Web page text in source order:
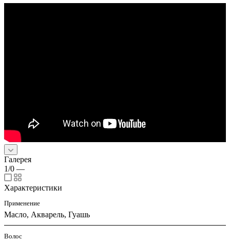
Галерея
1/0 —
Характеристики
Применение
Масло, Акварель, Гуашь
Волос